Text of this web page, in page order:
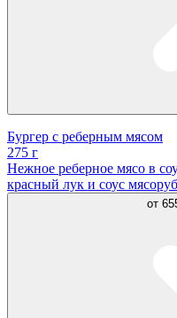
Бургер с реберным мясом
275 г
Нежное реберное мясо в
красный лук и соус
от